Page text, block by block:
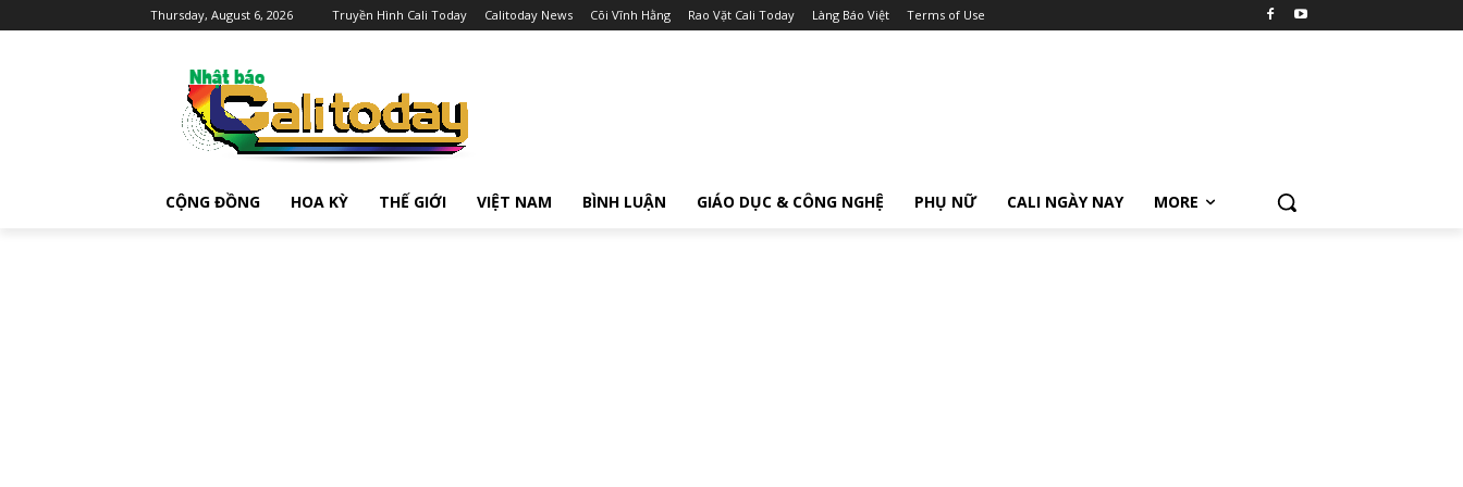
Thursday, August 6, 2026 Truyền Hình Cali Today Calitoday News Cõi Vĩnh Hằng Rao Vặt Cali Today Làng Báo Việt Terms of Use
CỘNG ĐỒNG HOA KỲ THẾ GIỚI VIỆT NAM BÌNH LUẬN GIÁO DỤC & CÔNG NGHỆ PHỤ NỮ CALI NGÀY NAY MORE